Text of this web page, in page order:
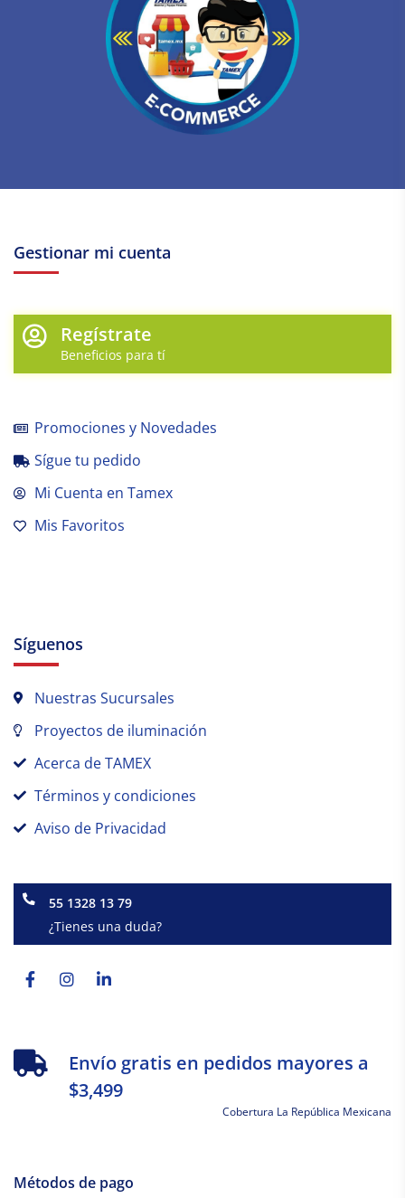
Gestionar mi cuenta
Regístrate
Beneficios para tí
Promociones y Novedades
Sígue tu pedido
Mi Cuenta en Tamex
Mis Favoritos
Síguenos
Nuestras Sucursales
Proyectos de iluminación
Acerca de TAMEX
Términos y condiciones
Aviso de Privacidad
55 1328 13 79
¿Tienes una duda?
f
Envío gratis en pedidos mayores a
$3,499
Cobertura La República Mexicana
Métodos de pago